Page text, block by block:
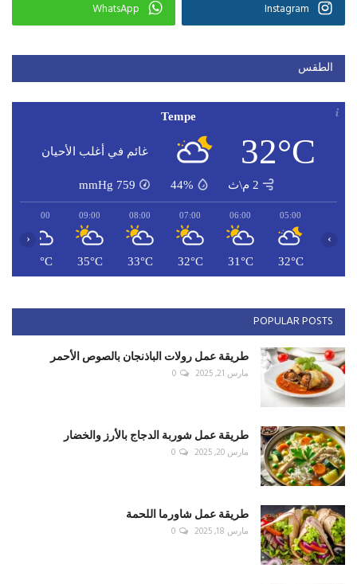
Instagram
WhatsApp
الطقس
Tempe
32°C غائم في أغلب الأحيان
2 م\ث 44%
759
mmHg
05:00
32°C
06:00
31°C
07:00
32°C
08:00
33°C
09:00
35°C
10:00
36°C
‹ ›
POPULAR POSTS
طريقة عمل رولات الباذنجان بالصوص الأحمر
مارس 21, 2025 0
طريقة عمل شوربة الدجاج بالأرز والخضار
مارس 20, 2025 0
طريقة عمل شاورما اللحمة
مارس 18, 2025 0